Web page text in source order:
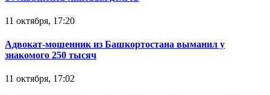
11 октября, 17:20
Адвокат-мошенник из Башкортостана выманил у
знакомого 250 тысяч
11 октября, 17:02